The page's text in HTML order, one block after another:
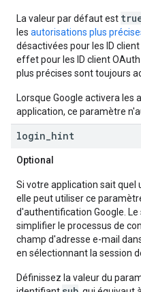
La valeur par défaut est
les autorisations plus
désactivées pour les ID
effet pour les ID client
plus précises sont toujours
Lorsque Google activera les
application, ce paramètre
login hint
Optional
Si votre application sait
elle peut utiliser ce
d'authentification Google.
simplifier le processus de
champ d'adresse e-mail
en sélectionnant la session
Définissez la valeur du